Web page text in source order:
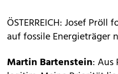
ÖSTERREICH: Josef
auf fossile Energieträger
Martin Bartenstein: Aus